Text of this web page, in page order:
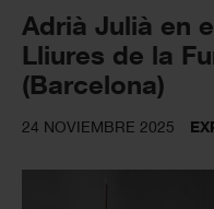
Adrià Julià en
Lliures de la
(Barcelona)
24 NOVIEMBRE 2025